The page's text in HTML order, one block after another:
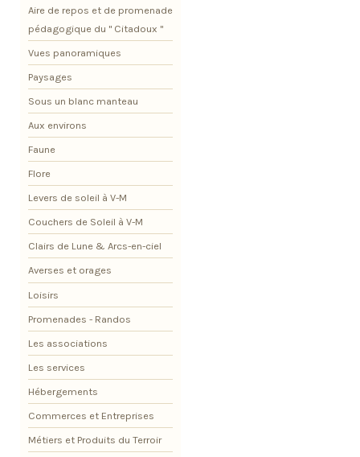
Aire de repos et de promenade
pédagogique du " Citadoux "
Vues panoramiques
Paysages
Sous un blanc manteau
Aux environs
Faune
Flore
Levers de soleil à V-M
Couchers de Soleil à V-M
Clairs de Lune & Arcs-en-ciel
Averses et orages
Loisirs
Promenades - Randos
Les associations
Les services
Hébergements
Commerces et Entreprises
Métiers et Produits du Terroir